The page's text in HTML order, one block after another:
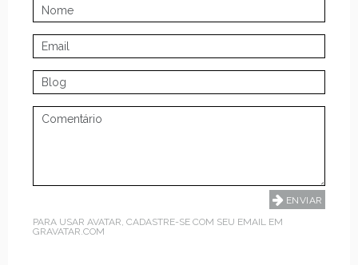
PARA USAR AVATAR, CADASTRE-SE COM SEU EMAIL EM
GRAVATAR.COM